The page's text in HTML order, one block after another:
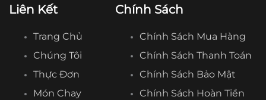
Liên Kết
Trang Chủ
Chúng Tôi
Thực Đơn
Món Chay
Chính Sách
Chính Sách Mua Hàng
Chính Sách Thanh Toán
Chính Sách Bảo Mật
Chính Sách Hoàn Tiền